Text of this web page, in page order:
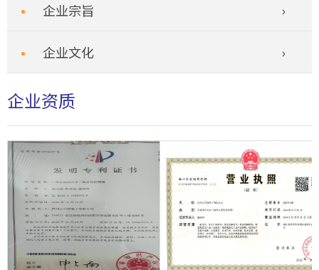
企业宗旨
企业文化
企业资质